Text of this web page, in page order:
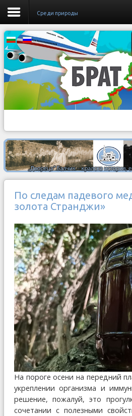
Среди природы
По следам падевого
золота Странджи»
На пороге осени на передний
укреплении организма и
решение, пожалуй, это
сочетании с полезными